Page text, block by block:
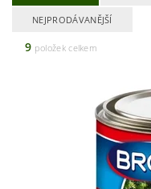
NEJPRODÁVANĚJŠÍ
9 položek celkem